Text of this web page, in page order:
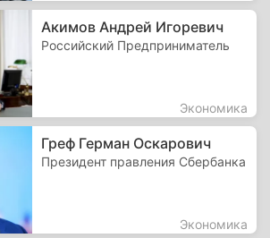
Акимов Андрей Игоревич
Российский Предприниматель
Экономика
Греф Герман Оскарович
Президент правления Сбербанка
Экономика